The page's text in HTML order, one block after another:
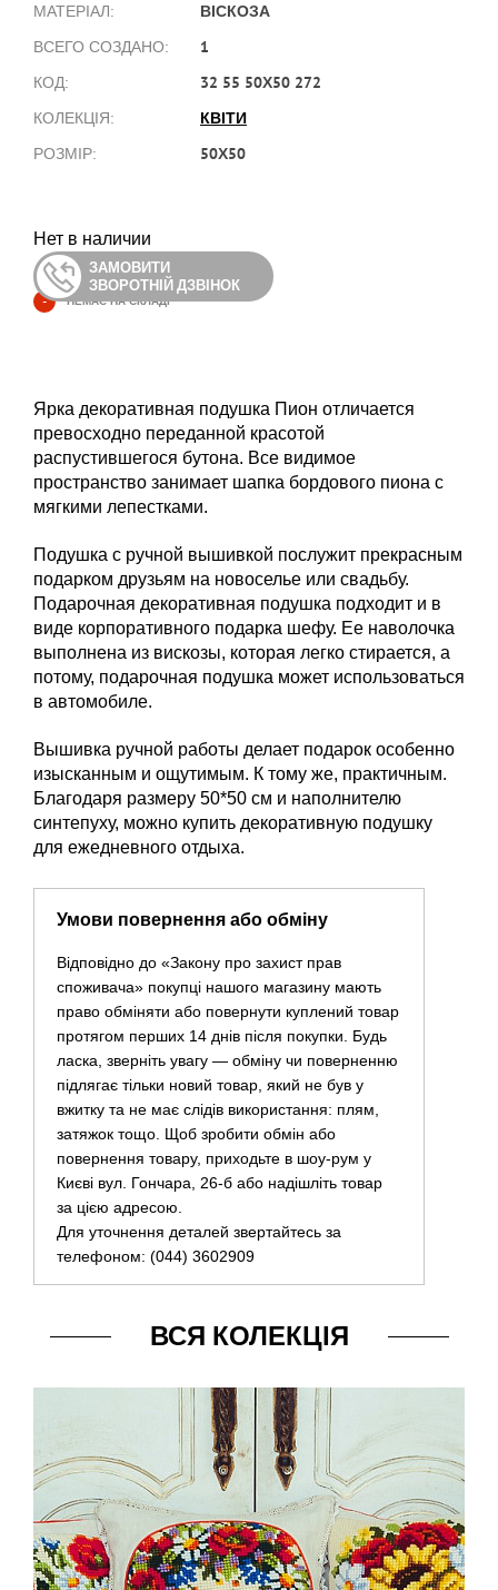
МАТЕРІАЛ: ВІСКОЗА
ВСЕГО СОЗДАНО: 1
КОД: 32 55 50Х50 272
КОЛЕКЦІЯ: КВІТИ
РОЗМІР: 50Х50
Нет в наличии
ЗАМОВИТИ
ЗВОРОТНІЙ ДЗВІНОК
- НЕМАЄ НА СКЛАДІ
Ярка декоративная подушка Пион отличается
превосходно переданной красотой
распустившегося бутона. Все видимое
пространство занимает шапка бордового пиона с
мягкими лепестками.
Подушка с ручной вышивкой послужит прекрасным
подарком друзьям на новоселье или свадьбу.
Подарочная декоративная подушка подходит и в
виде корпоративного подарка шефу. Ее наволочка
выполнена из вискозы, которая легко стирается, а
потому, подарочная подушка может использоваться
в автомобиле.
Вышивка ручной работы делает подарок особенно
изысканным и ощутимым. К тому же, практичным.
Благодаря размеру 50*50 см и наполнителю
синтепуху, можно купить декоративную подушку
для ежедневного отдыха.
Умови повернення або обміну
Відповідно до «Закону про захист прав
споживача» покупці нашого магазину мають
право обміняти або повернути куплений товар
протягом перших 14 днів після покупки. Будь
ласка, зверніть увагу — обміну чи поверненню
підлягає тільки новий товар, який не був у
вжитку та не має слідів використання: плям,
затяжок тощо. Щоб зробити обмін або
повернення товару, приходьте в шоу-рум у
Києві вул. Гончара, 26-б або надішліть товар
за цією адресою.
Для уточнення деталей звертайтесь за
телефоном: (044) 3602909
ВСЯ КОЛЕКЦІЯ